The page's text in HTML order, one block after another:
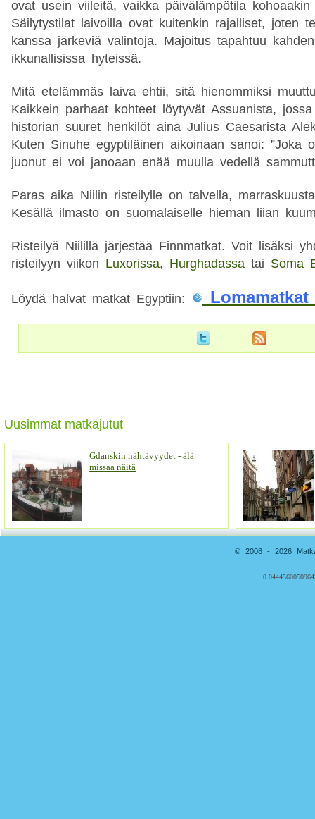
ovat usein viileitä, vaikka päivälämpötila
Säilytystilat laivoilla ovat kuitenkin rajalliset, joten
kanssa järkeviä valintoja. Majoitus tapahtuu
ikkunallisissa hyteissä.
Mitä etelämmäs laiva ehtii, sitä hienommiksi
Kaikkein parhaat kohteet löytyvät Assuanista,
historian suuret henkilöt aina Julius Caesarista
Kuten Sinuhe egyptiläinen aikoinaan sanoi: ”Joka
juonut ei voi janoaan enää muulla vedellä
Paras aika Niilin risteilylle on talvella,
Kesällä ilmasto on suomalaiselle hieman liian
Risteilyä Niilillä järjestää Finnmatkat. Voit lisäksi
risteilyyn viikon Luxorissa, Hurghadassa tai Soma
Löydä halvat matkat Egyptiin:
Uusimmat matkajutut
Gdanskin nähtävyydet - älä
missaa näitä
© 2008 - 2026